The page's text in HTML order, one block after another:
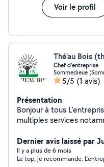
Voir le profil
Thé'au Bois
Chef d'entreprise
Sommedieue
5/5 (1 avis)
Présentation
Bonjour à tous L'entreprise Thé'au bois vous propose de
multiples services
taille, gyrobroyeur, ... Nettoyage, évacuation déchets, ...
Également d'autres
Je suis disponible continuellement
Dernier avis laissé par
Il y a plus de 6 mois
Le top, je recommande.